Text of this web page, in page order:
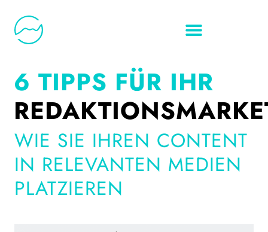
6 TIPPS FÜR IHR
WIE SIE IHREN CONTENT
IN RELEVANTEN MEDIEN
PLATZIEREN